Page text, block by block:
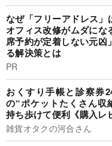
なぜ「フリーアドレス
オフィス改修がムダにな
席予約が定着しない元
る解決策とは
PR
おくすり手帳と診察券
の“ポケットたくさん収
持ち歩けて便利《購入レ
雑貨オタクの河合さん